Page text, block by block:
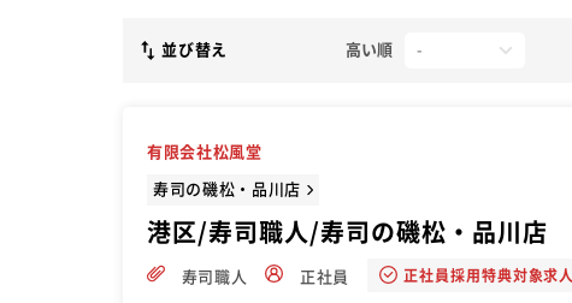
並び替え 高い順
有限会社松風堂
寿司の磯松・品川店
港区/寿司職人/寿司の磯松・品川店
寿司職人 正社員 正社員採用特典対象求人